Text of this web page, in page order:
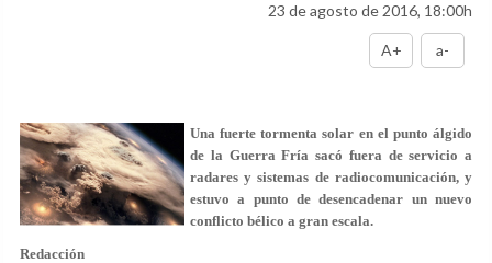
23 de agosto de 2016, 18:00h
A+ a-
Una fuerte tormenta solar en el punto álgido
de la Guerra Fría sacó fuera de servicio a
radares y sistemas de radiocomunicación, y
estuvo a punto de desencadenar un nuevo
conflicto bélico a gran escala.
Redacción